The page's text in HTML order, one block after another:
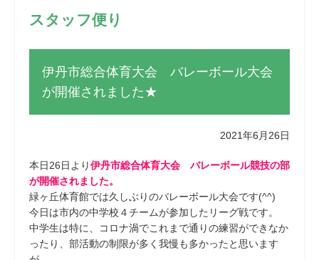
スタッフ便り
伊丹市総合体育大会 バレーボール大会
が開催されました★
2021年6月26日
本日26日より伊丹市総合体育大会 バレーボール競技の部
が開催されました。
緑ヶ丘体育館では久しぶりのバレーボール大会です(^^)
今日は市内の中学校４チームが参加したリーグ戦です。
中学生は特に、コロナ渦でこれまで通りの練習ができなか
ったり、部活動の制限が多く我慢も多かったと思います